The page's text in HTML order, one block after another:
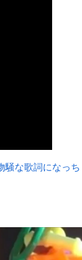
騒な歌詞になっち